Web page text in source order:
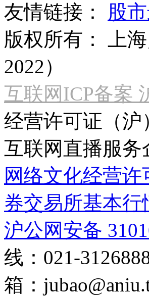
友情链接：
股
版权所有：
上
2022）
互联网ICP备案
经营许可证（沪
互联网直播服务
网络文化经营许
券交易所基本
沪公网安备
线：021-
箱：